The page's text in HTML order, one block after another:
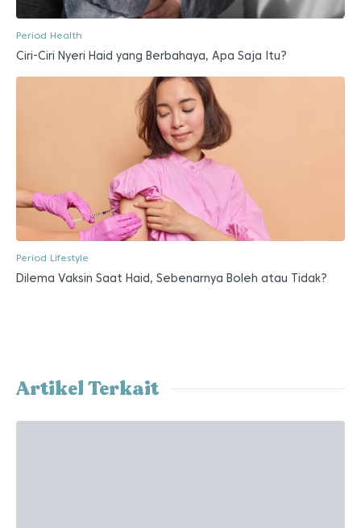
Period Health
Ciri-Ciri Nyeri Haid yang Berbahaya, Apa Saja Itu?
Period Lifestyle
Dilema Vaksin Saat Haid, Sebenarnya Boleh atau Tidak?
Artikel Terkait